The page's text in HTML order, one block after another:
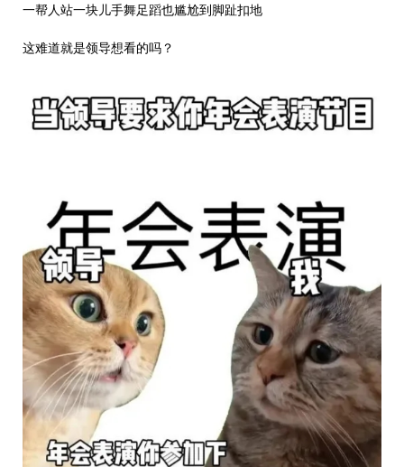
一帮人站一块儿手舞足蹈也尴尬到脚趾扣地
这难道就是领导想看的吗？